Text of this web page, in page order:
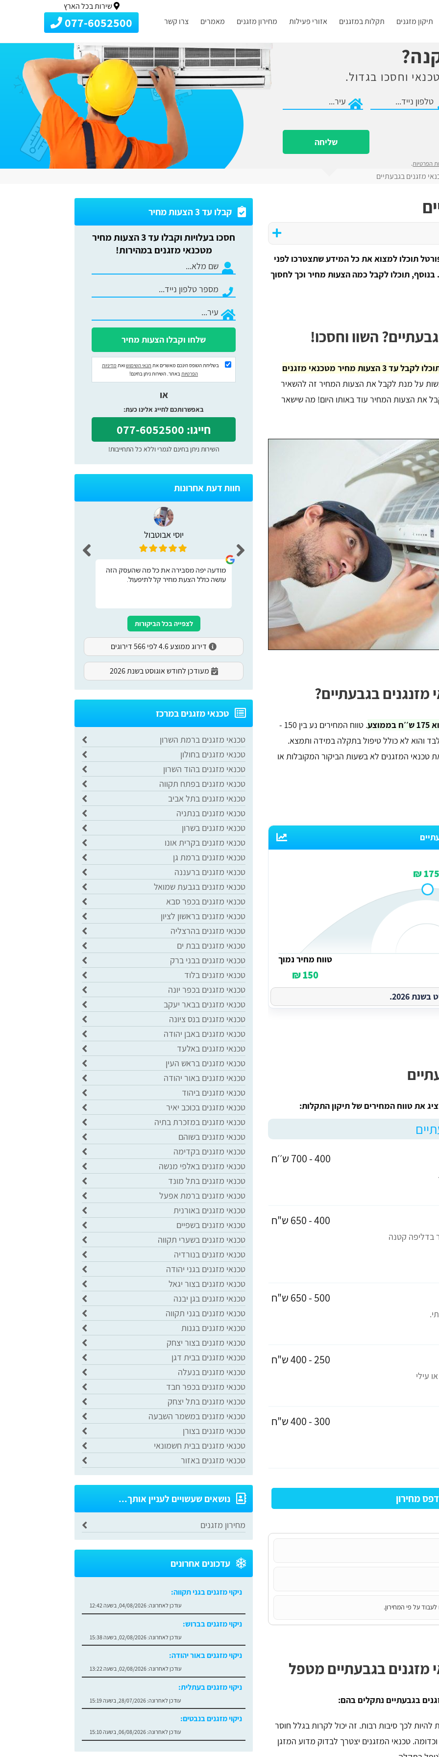
תיקון מזגנים תקלות במזגנים אזורי פעילות מחירון מזגנים מאמרים צרו קשר
שירות בכל הארץ
077-6052500
וחסכו בגדול.
שליחה
הפרטיות.
מזגנים בגבעתיים
תוכלו למצוא את כל המידע שתצטרכו לפני
בנוסף, תוכלו לקבל כמה הצעות מחיר וכך לחסוך
השוו וחסכו!
דרך הפורטל תוכלו לקבל עד 3 הצעות מחיר מטכנאי מזגנים
על מנת לקבל את הצעות המחיר זה להשאיר
את הצעות המחיר עוד באותו היום! מה שישאר
מזנגנים בגבעתיים?
. טווח המחירים נע בין 150 -
בלבד והוא לא כולל טיפול בתקלה במידה ותמצא.
טכנאי המזגנים לא בשעות הביקור המקובלות או
175 ₪
טווח מחיר נמוך
150 ₪
2026.
את טווח המחירים של תיקון התקלות:
400 - 700 ש׳׳ח
בדליפה קטנה
400 - 650 ש"ח
500 - 650 ש"ח
עילי
250 - 400 ש"ח
300 - 400 ש"ח
מחירון
על פי המחירון.
מזגנים בגבעתיים מטפל
בגבעתיים נתקלים בהם:
להיות לכך סיבות רבות. זה יכול לקרות בגלל חוסר
טכנאי המזגנים יצטרך לבדוק מדוע המזגן
קבלו עד 3 הצעות מחיר
חסכו בעלויות וקבלו עד 3 הצעות מחיר
מטכנאי מזגנים במהירות!
בשליחת הטופס הינכם מאשרים את תנאי השימושואת מדיניות
הפרטיותבאתר. השירות ניתן בחינם!
או
באפשרותכם לחייג אלינו כעת:
חייגו: 077-6052500
השירות ניתן בחינם לגמרי וללא כל התחייבות!
חוות דעת אחרונות
יוסי אבוטבול
מודעה יפה מסבירה את כל מה שהעסק הזה
עושה כולל הצעת מחיר קל לתיפעול.
רונן חיו
אתר מאוד נח וידידותי קל לתפעול קיבלתי
מענה מהיר
לצפייה בכל הביקורות
דירוג ממוצע 4.6 לפי 566 דירוגים
מעודכן לחודש אוגוסט בשנת 2026
​טכנאי מזגנים במרכז
טכנאי מזגנים ברמת השרון
טכנאי מזגנים בחולון
טכנאי מזגנים בהוד השרון
טכנאי מזגנים בפתח תקווה
טכנאי מזגנים בתל אביב
טכנאי מזגנים בנתניה
טכנאי מזגנים בשרון
טכנאי מזגנים בקרית אונו
טכנאי מזגנים ברמת גן
טכנאי מזגנים ברעננה
טכנאי מזגנים בגבעת שמואל
טכנאי מזגנים בכפר סבא
טכנאי מזגנים בראשון לציון
טכנאי מזגנים בהרצליה
טכנאי מזגנים בבת ים
טכנאי מזגנים בבני ברק
טכנאי מזגנים בלוד
טכנאי מזגנים בכפר יונה
טכנאי מזגנים בבאר יעקב
טכנאי מזגנים בנס ציונה
טכנאי מזגנים באבן יהודה
טכנאי מזגנים באלעד
טכנאי מזגנים בראש העין
טכנאי מזגנים באור יהודה
טכנאי מזגנים ביהוד
טכנאי מזגנים בכוכב יאיר
טכנאי מזגנים במזכרת בתיה
טכנאי מזגנים בשוהם
טכנאי מזגנים בקדימה
טכנאי מזגנים באלפי מנשה
טכנאי מזגנים בתל מונד
טכנאי מזגנים ברמת אפעל
טכנאי מזגנים באורנית
טכנאי מזגנים בשפיים
טכנאי מזגנים בשערי תקווה
טכנאי מזגנים בנורדיה
טכנאי מזגנים בגני יהודה
טכנאי מזגנים בצור יגאל
טכנאי מזגנים בגן יבנה
טכנאי מזגנים בגני תקווה
טכנאי מזגנים בגנות
טכנאי מזגנים בצור יצחק
טכנאי מזגנים בבית דגן
טכנאי מזגנים בנעלה
טכנאי מזגנים בכפר חבד
טכנאי מזגנים בתל יצחק
טכנאי מזגנים במשמר השבעה
טכנאי מזגנים בצורן
טכנאי מזגנים בבית חשמונאי
טכנאי מזגנים באזור
נושאים שעשויים לעניין אותך...
מחירון מזגנים
עדכונים אחרונים
ניקוי מזגנים בגני תקווה:
עודכן לאחרונה: 04/08/2026, בשעה 12:42
ניקוי מזגנים בברוש:
עודכן לאחרונה: 02/08/2026, בשעה 15:38
ניקוי מזגנים באור יהודה:
עודכן לאחרונה: 02/08/2026, בשעה 13:22
ניקוי מזגנים בעתלית:
עודכן לאחרונה: 28/07/2026, בשעה 15:19
ניקוי מזגנים בנבטים:
עודכן לאחרונה: 06/08/2026, בשעה 15:10